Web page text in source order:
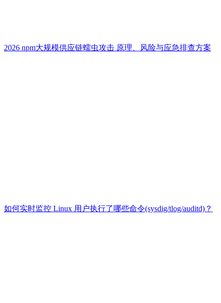
2026 npm大规模供应链蠕虫攻击 原理、风险与应急排查方案
如何实时监控 Linux 用户执行了哪些命令(sysdig/tlog/auditd)？